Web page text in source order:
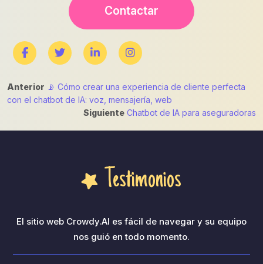
Contactar
Navegación
de
Anterior 📡 Cómo crear una experiencia de cliente perfecta
con el chatbot de IA: voz, mensajería, web
Siguiente Chatbot de IA para aseguradoras
Testimonios
El sitio web Crowdy.AI es fácil de navegar y su equipo
nos guió en todo momento.